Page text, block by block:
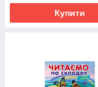
Купити